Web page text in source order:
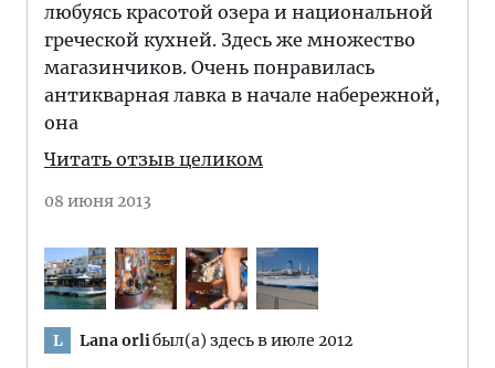
любуясь красотой озера и национальной
греческой кухней. Здесь же множество
магазинчиков. Очень понравилась
антикварная лавка в начале набережной,
она
Читать отзыв целиком
08 июня 2013
L Lana orliбыл(а) здесь в июле 2012